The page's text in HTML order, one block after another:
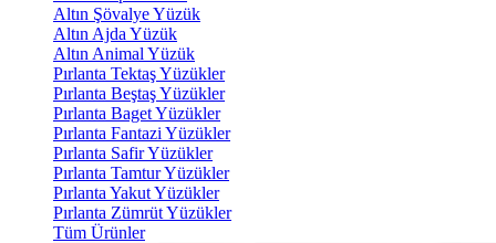
Altın Şövalye Yüzük
Altın Ajda Yüzük
Altın Animal Yüzük
Pırlanta Tektaş Yüzükler
Pırlanta Beştaş Yüzükler
Pırlanta Baget Yüzükler
Pırlanta Fantazi Yüzükler
Pırlanta Safir Yüzükler
Pırlanta Tamtur Yüzükler
Pırlanta Yakut Yüzükler
Pırlanta Zümrüt Yüzükler
Tüm Ürünler